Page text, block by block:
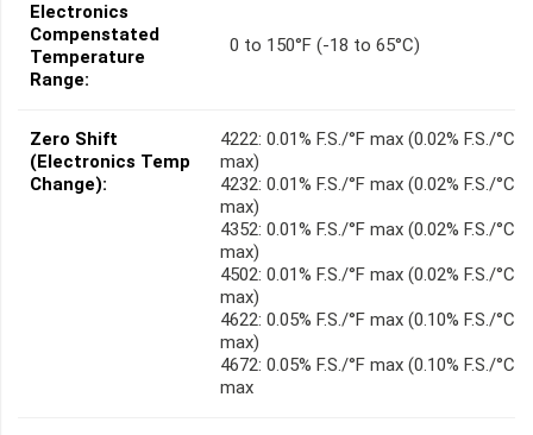
Electronics
Compenstated
Temperature
Range:
0 to 150°F (-18 to 65°C)
Zero Shift
(Electronics Temp
Change):
4222: 0.01% F.S./°F max (0.02% F.S./°C
max)
4232: 0.01% F.S./°F max (0.02% F.S./°C
max)
4352: 0.01% F.S./°F max (0.02% F.S./°C
max)
4502: 0.01% F.S./°F max (0.02% F.S./°C
max)
4622: 0.05% F.S./°F max (0.10% F.S./°C
max)
4672: 0.05% F.S./°F max (0.10% F.S./°C
max